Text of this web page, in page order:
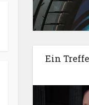
Ein